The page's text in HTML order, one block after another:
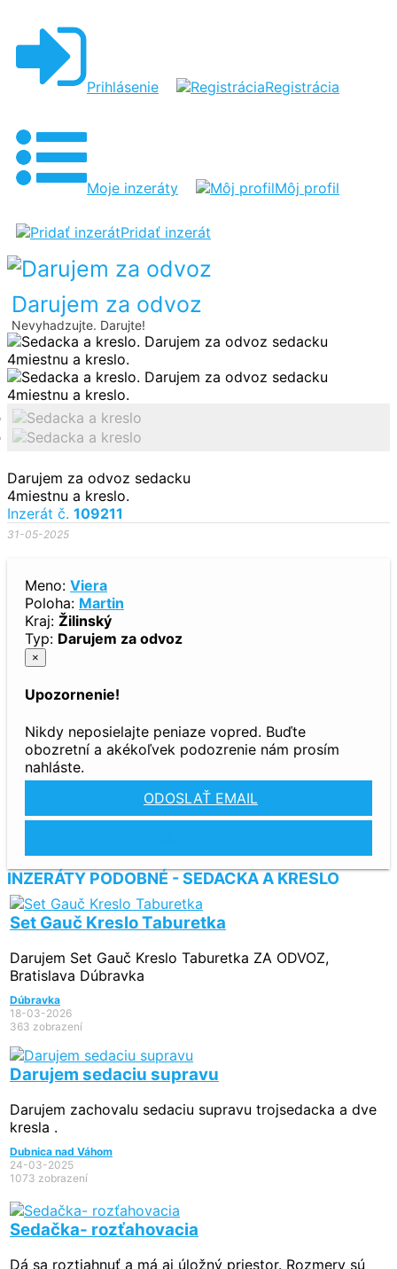
Prihlásenie Registrácia
Moje inzeráty Môj profil
Pridať inzerát
Darujem za odvoz
Nevyhadzujte. Darujte!
KRESLO
Darujem za odvoz sedacku
4miestnu a kreslo.
Inzerát č. 109211
31-05-2025
Meno: Viera
Poloha: Martin
Kraj: Žilinský
Typ: Darujem za odvoz
×
Upozornenie!
Nikdy neposielajte peniaze vopred. Buďte
obozretní a akékoľvek podozrenie nám prosím
nahláste.
ODOSLAŤ EMAIL
INZERÁTY PODOBNÉ - SEDACKA A KRESLO
Set Gauč Kreslo Taburetka
Darujem Set Gauč Kreslo Taburetka ZA ODVOZ,
Bratislava Dúbravka
Dúbravka
18-03-2026
363 zobrazení
Darujem sedaciu supravu
Darujem zachovalu sedaciu supravu trojsedacka a dve
kresla .
Dubnica nad Váhom
24-03-2025
1073 zobrazení
Sedačka- rozťahovacia
Dá sa roztiahnuť a má aj úložný priestor. Rozmery sú